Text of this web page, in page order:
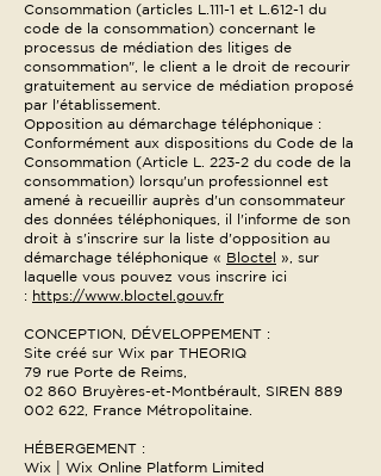
Consommation (articles L.111-1 et L.612-1 du
code de la consommation) concernant le
processus de médiation des litiges de
consommation", le client a le droit de recourir
gratuitement au service de médiation proposé
par l'établissement.
Opposition au démarchage téléphonique :
Conformément aux dispositions du Code de la
Consommation (Article L. 223-2 du code de la
consommation) lorsqu'un professionnel est
amené à recueillir auprès d'un consommateur
des données téléphoniques, il l'informe de son
droit à s'inscrire sur la liste d'opposition au
démarchage téléphonique « Bloctel », sur
laquelle vous pouvez vous inscrire ici
: https://www.bloctel.gouv.fr
CONCEPTION, DÉVELOPPEMENT :
Site créé sur Wix par THEORIQ
79 rue Porte de Reims,
02 860 Bruyères-et-Montbérault, SIREN 889
002 622 , France Métropolitaine.
HÉBERGEMENT :
Wix | Wix Online Platform Limited